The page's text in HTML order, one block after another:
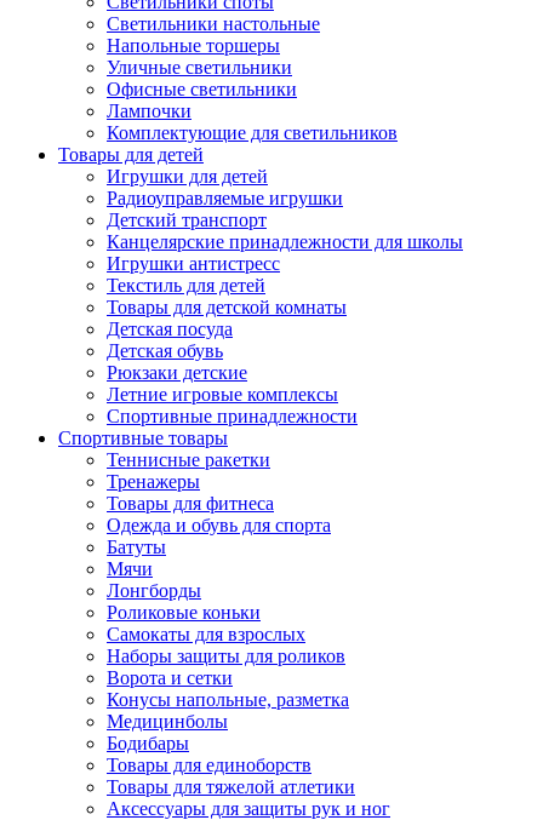
Светильники настольные
Напольные торшеры
Уличные светильники
Офисные светильники
Лампочки
Комплектующие для светильников
Товары для детей
Игрушки для детей
Радиоуправляемые игрушки
Детский транспорт
Канцелярские принадлежности для школы
Игрушки антистресс
Текстиль для детей
Товары для детской комнаты
Детская посуда
Детская обувь
Рюкзаки детские
Летние игровые комплексы
Спортивные принадлежности
Спортивные товары
Теннисные ракетки
Тренажеры
Товары для фитнеса
Одежда и обувь для спорта
Батуты
Мячи
Лонгборды
Роликовые коньки
Самокаты для взрослых
Наборы защиты для роликов
Ворота и сетки
Конусы напольные, разметка
Медицинболы
Бодибары
Товары для единоборств
Товары для тяжелой атлетики
Аксессуары для защиты рук и ног